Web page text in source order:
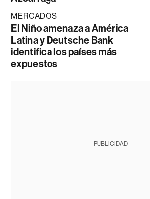
MERCADOS
El Niño amenaza a América
Latina y Deutsche Bank
identifica los países más
expuestos
PUBLICIDAD